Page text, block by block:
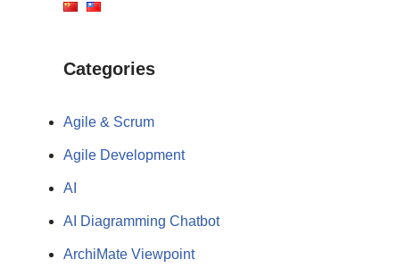
Categories
Agile & Scrum
Agile Development
AI
AI Diagramming Chatbot
ArchiMate Viewpoint